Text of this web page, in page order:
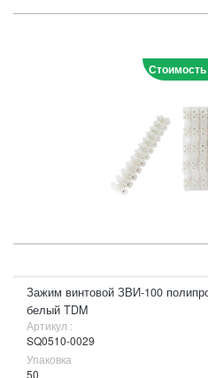
Зажим винтовой ЗВИ-100
белый TDM
Артикул :
SQ0510-0029
Упаковка
50